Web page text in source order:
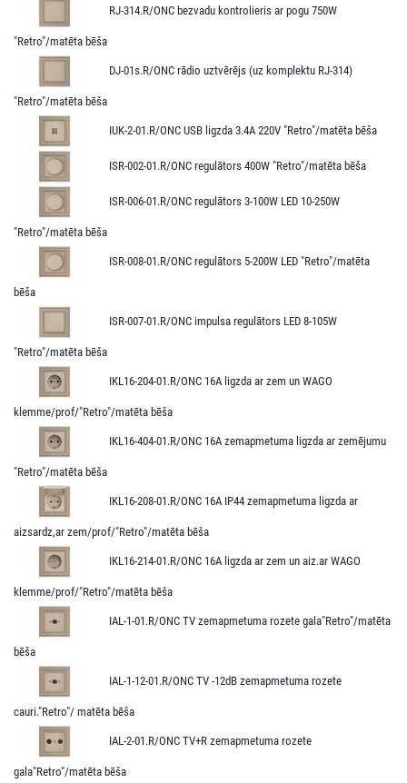
RJ-314.R/ONC bezvadu kontrolieris ar pogu 750W
"Retro"/matēta bēša
DJ-01s.R/ONC rādio uztvērējs (uz komplektu RJ-314)
"Retro"/matēta bēša
IUK-2-01.R/ONC USB ligzda 3.4A 220V "Retro"/matēta bēša
ISR-002-01.R/ONC regulātors 400W "Retro"/matēta bēša
ISR-006-01.R/ONC regulātors 3-100W LED 10-250W
"Retro"/matēta bēša
ISR-008-01.R/ONC regulātors 5-200W LED "Retro"/matēta
bēša
ISR-007-01.R/ONC impulsa regulātors LED 8-105W
"Retro"/matēta bēša
IKL16-204-01.R/ONC 16A ligzda ar zem un WAGO
klemme/prof/"Retro"/matēta bēša
IKL16-404-01.R/ONC 16A zemapmetuma ligzda ar zemējumu
"Retro"/matēta bēša
IKL16-208-01.R/ONC 16A IP44 zemapmetuma ligzda ar
aizsardz,ar zem/prof/"Retro"/matēta bēša
IKL16-214-01.R/ONC 16A ligzda ar zem un aiz.ar WAGO
klemme/prof/"Retro"/matēta bēša
IAL-1-01.R/ONC TV zemapmetuma rozete gala"Retro"/matēta
bēša
IAL-1-12-01.R/ONC TV -12dB zemapmetuma rozete
cauri."Retro"/ matēta bēša
IAL-2-01.R/ONC TV+R zemapmetuma rozete
gala"Retro"/matēta bēša